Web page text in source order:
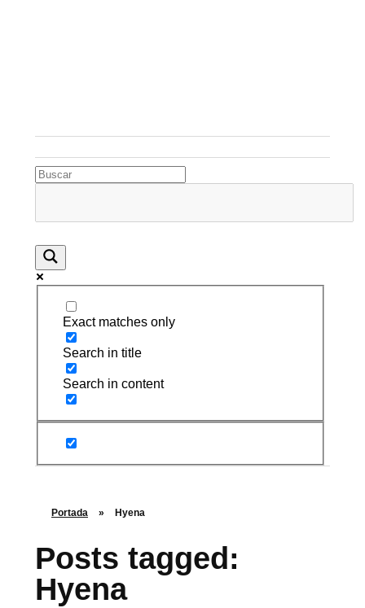
Exact matches only
Search in title
Search in content
Portada » Hyena
Posts tagged:
Hyena